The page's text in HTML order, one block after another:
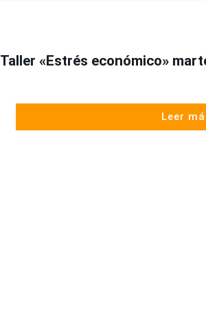
Taller «Estrés económico»
Leer